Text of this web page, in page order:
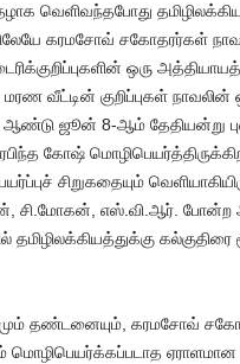
வெளிவந்தபோது
கரமசோவ் சகோதரர்கள் நாவல்
ஒரு
வீட்டின் குறிப்புகள்
ஜூன் 8-ஆம் தேதியன்று
கோஷ்
சிறுகதையும்
சி.மோகன், எஸ்.வி.ஆர்.
கல்குதிரை
தண்டனையும், கரமசோவ்
ஏராளமான